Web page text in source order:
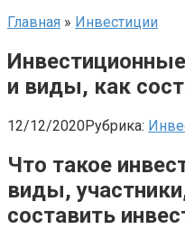
Главная » Инвестиции
и виды, как
12/12/2020Рубрика:
Что такое
виды,
составить